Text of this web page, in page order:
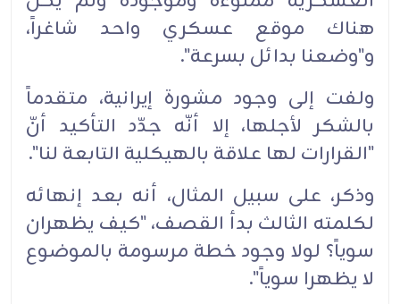
هناك موقع عسكري واحد شاغراً،
و"وضعنا بدائل بسرعة".
ولفت إلى وجود مشورة إيرانية، متقدماً
بالشكر لأجلها، إلا أنّه جدّد التأكيد أنّ
"القرارات لها علاقة بالهيكلية التابعة لنا".
وذكر، على سبيل المثال، أنه بعد إنهائه
لكلمته الثالث بدأ القصف، "كيف يظهران
سوياً؟ لولا وجود خطة مرسومة بالموضوع
لا يظهرا سوياً".